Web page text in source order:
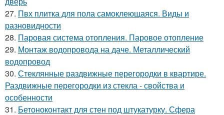
27. Пвх плитка для пола самоклеющаяся. Виды и
разновидности
28. Паровая система отопления. Паровое отопление
29. Монтаж водопровода на даче. Металлический
водопровод
30. Стеклянные раздвижные перегородки в квартире.
Раздвижные перегородки из стекла - свойства и
особенности
31. Бетоноконтакт для стен под штукатурку. Сфера